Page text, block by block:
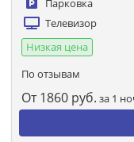
Парковка
Телевизор
Низкая цена
По отзывам
От 1860 руб. за 1